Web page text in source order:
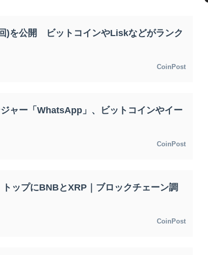
)を公開 ビットコインやLiskなどがランク
CoinPost
ャー「WhatsApp」、ビットコインやイー
CoinPost
ップにBNBとXRP｜ブロックチェーン調
CoinPost